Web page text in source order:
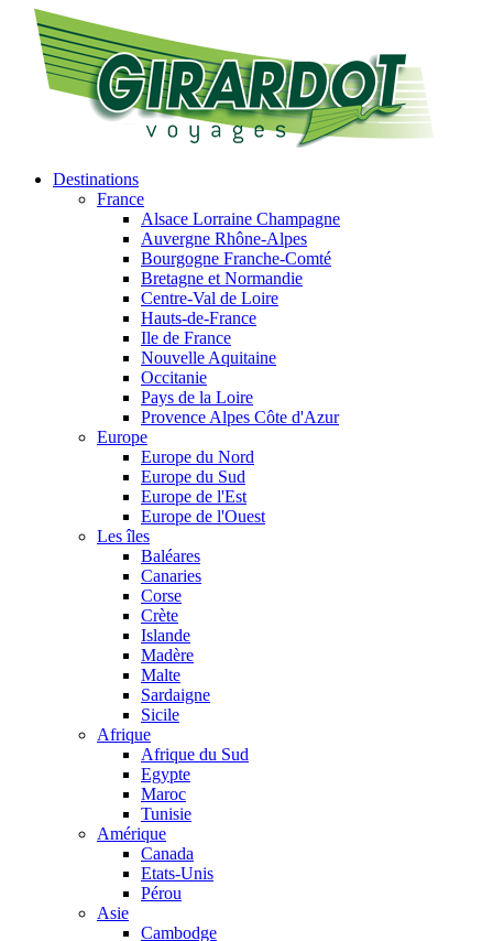
Destinations
France
Alsace Lorraine Champagne
Auvergne Rhône-Alpes
Bourgogne Franche-Comté
Bretagne et Normandie
Centre-Val de Loire
Hauts-de-France
Ile de France
Nouvelle Aquitaine
Occitanie
Pays de la Loire
Provence Alpes Côte d'Azur
Europe
Europe du Nord
Europe du Sud
Europe de l'Est
Europe de l'Ouest
Les îles
Baléares
Canaries
Corse
Crète
Islande
Madère
Malte
Sardaigne
Sicile
Afrique
Afrique du Sud
Egypte
Maroc
Tunisie
Amérique
Canada
Etats-Unis
Pérou
Asie
Cambodge